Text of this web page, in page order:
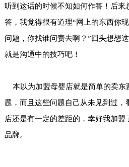
听到这话的时候不知如何作答！后来
答，我觉得很有道理“网上的东西你
问题，你找谁问责去啊？”回头想想
就是沟通中的技巧吧！
本以为加盟母婴店就是简单的卖东
题，而且这些问题自己从未见到过，
店还是有一定的差距的，幸好我加盟
品牌。